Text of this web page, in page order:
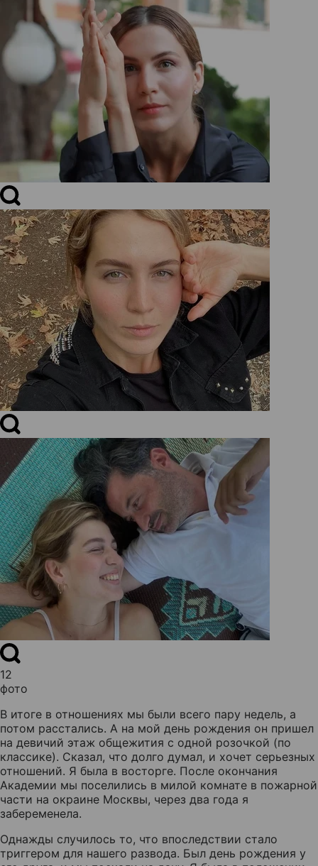
12
фото
В итоге в отношениях мы были всего пару недель, а
потом расстались. А на мой день рождения он пришел
на девичий этаж общежития с одной розочкой (по
классике). Сказал, что долго думал, и хочет серьезных
отношений. Я была в восторге. После окончания
Академии мы поселились в милой комнате в пожарной
части на окраине Москвы, через два года я
забеременела.
Однажды случилось то, что впоследствии стало
триггером для нашего развода. Был день рождения у